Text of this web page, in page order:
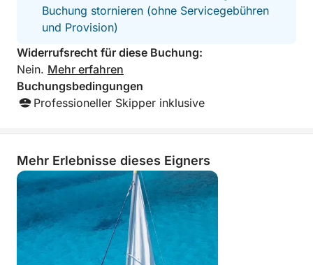
💙 Mari Pintau – „Das gemalte Meer“: weißer Sand
Ganztagestour enthalten).
Während der Kreuzfahrt legen wir mehrere Bade-
und Schnorchelstopps an den schönsten Plätzen ein,
📍 Abfahrtsort
Die Tour startet im Hafen von Cagliari, der bequem
zu Fuß, mit dem Auto oder Taxi erreichbar ist.
Den genauen Abfahrtsort und eine detaillierte
Wegbeschreibung erhalten Sie nach der Buchung.
Buchung stornieren (ohne Servicegebühren
und Provision)
Widerrufsrecht für diese Buchung:
Nein. Mehr erfahren
Buchungsbedingungen
Professioneller Skipper inklusive
Mehr Erlebnisse dieses Eigners